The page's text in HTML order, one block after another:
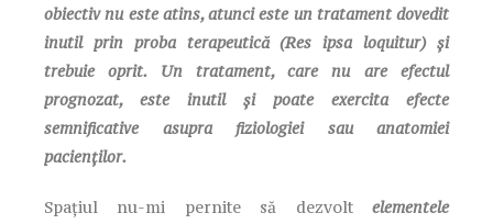
obiectiv nu este atins, atunci este un tratament dovedit
inutil prin proba terapeutică (Res ipsa loquitur) și
trebuie oprit. Un tratament, care nu are efectul
prognozat, este inutil și poate exercita efecte
semnificative asupra fiziologiei sau anatomiei
pacienților.
Spațiul nu-mi pernite să dezvolt elementele